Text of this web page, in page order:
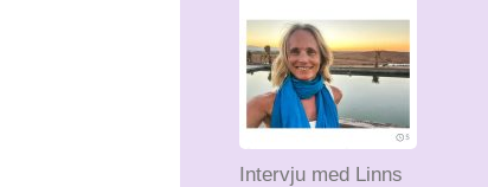
Intervju med Linns